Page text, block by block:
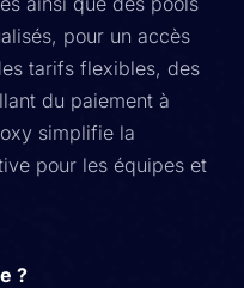
pour un accès
tarifs flexibles, des
du paiement à
simplifie la
pour les équipes et
?